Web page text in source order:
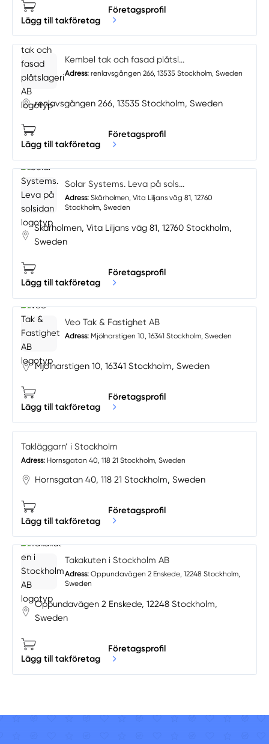
Lägg till takföretag
Företagsprofil
Kembel tak och fasad plåtsl...
Adress: renlavsgången 266, 13535 Stockholm, Sweden
renlavsgången 266, 13535 Stockholm, Sweden
Lägg till takföretag
Företagsprofil
Solar Systems. Leva på sols...
Adress: Skärholmen, Vita Liljans väg 81, 12760
Stockholm, Sweden
Skärholmen, Vita Liljans väg 81, 12760 Stockholm,
Sweden
Lägg till takföretag
Företagsprofil
Veo Tak & Fastighet AB
Adress: Mjölnarstigen 10, 16341 Stockholm, Sweden
Mjölnarstigen 10, 16341 Stockholm, Sweden
Lägg till takföretag
Företagsprofil
Takläggarn’ i Stockholm
Adress:Hornsgatan 40, 118 21 Stockholm, Sweden
Hornsgatan 40, 118 21 Stockholm, Sweden
Lägg till takföretag
Företagsprofil
Takakuten i Stockholm AB
Adress: Oppundavägen 2 Enskede, 12248 Stockholm,
Sweden
Oppundavägen 2 Enskede, 12248 Stockholm,
Sweden
Lägg till takföretag
Företagsprofil